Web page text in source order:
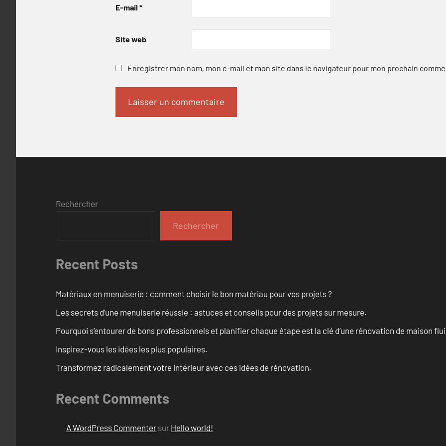
E-mail *
Site web
Enregistrer mon nom, mon e-mail et mon site dans le navigateur pour mon prochain
Rechercher
Rechercher
Recent Posts
Matériaux en menuiserie : comment choisir le bon matériau pour vos projets ?
Les secrets d’une menuiserie réussie : astuces et conseils pour des projets sur mesure.
Pourquoi s’entourer de bons professionnels et planifier chaque étape est la clé d’une rénovation de maison
Inspirez-vous les idées les plus populaires.
Transformez radicalement votre intérieur avec ces idées de rénovation.
Recent Comments
A WordPress Commenter sur Hello world!